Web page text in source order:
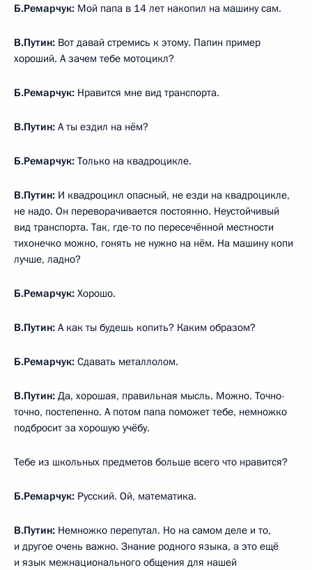
Б.Ремарчук: Мой папа в 14 лет накопил на машину сам.
В.Путин: Вот давай стремись к этому. Папин пример
хороший. А зачем тебе мотоцикл?
Б.Ремарчук: Нравится мне вид транспорта.
В.Путин: А ты ездил на нём?
Б.Ремарчук: Только на квадроцикле.
В.Путин: И квадроцикл опасный, не езди на квадроцикле,
не надо. Он переворачивается постоянно. Неустойчивый
вид транспорта. Так, где-то по пересечённой местности
тихонечко можно, гонять не нужно на нём. На машину копи
лучше, ладно?
Б.Ремарчук: Хорошо.
В.Путин: А как ты будешь копить? Каким образом?
Б.Ремарчук: Сдавать металлолом.
В.Путин: Да, хорошая, правильная мысль. Можно. Точно-
точно, постепенно. А потом папа поможет тебе, немножко
подбросит за хорошую учёбу.
Тебе из школьных предметов больше всего что нравится?
Б.Ремарчук: Русский. Ой, математика.
В.Путин: Немножко перепутал. Но на самом деле и то,
и другое очень важно. Знание родного языка, а это ещё
и язык межнационального общения для нашей